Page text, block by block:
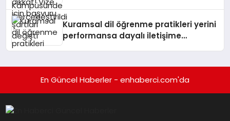
Kuramsal dil öğrenme pratikleri yerini
performansa dayalı iletişime
En Güncel Haberler - enhaberci.com'da